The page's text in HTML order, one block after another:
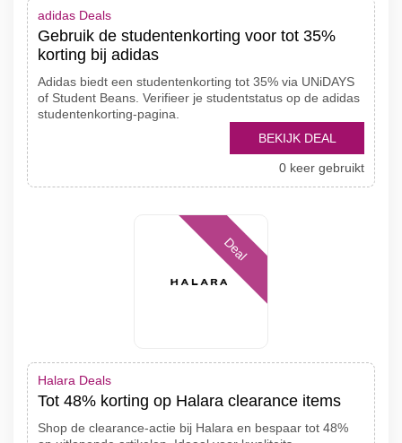
adidas Deals
Gebruik de studentenkorting voor tot 35%
korting bij adidas
Adidas biedt een studentenkorting tot 35% via UNiDAYS
of Student Beans. Verifieer je studentstatus op de adidas
studentenkorting-pagina.
BEKIJK DEAL
0 keer gebruikt
Deal
Halara Deals
Tot 48% korting op Halara clearance items
Shop de clearance-actie bij Halara en bespaar tot 48%